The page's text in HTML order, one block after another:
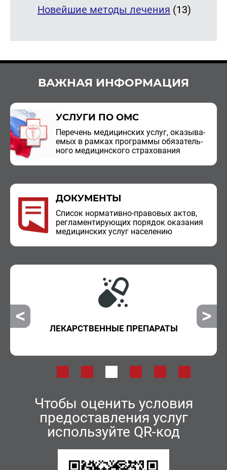
Новейшие методы лечения (13)
ВАЖНАЯ ИНФОРМАЦИЯ
УСЛУГИ ПО ОМС
Пе­ре­чень ме­ди­цин­ских услуг, ока­зы­ва­
е­мых в рам­ках про­грам­мы обя­за­тель­
но­го ме­ди­цин­ско­го стра­хо­ва­ния
ДОКУМЕНТЫ
Спи­сок нор­ма­тив­но-пра­во­вых актов,
ре­гла­мен­ти­ру­ю­щих по­ря­док ока­за­ния
ме­ди­цин­ских услуг на­се­ле­нию
ЛЕКАРСТВЕННЫЕ ПРЕПАРАТЫ
Чтобы оценить условия
предоставления услуг
используйте QR-код